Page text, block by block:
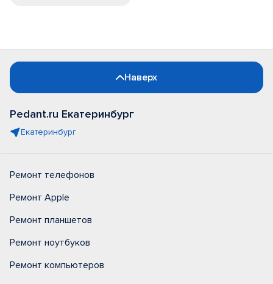
Наверх
Pedant.ru Екатеринбург
Екатеринбург
Ремонт телефонов
Ремонт Apple
Ремонт планшетов
Ремонт ноутбуков
Ремонт компьютеров